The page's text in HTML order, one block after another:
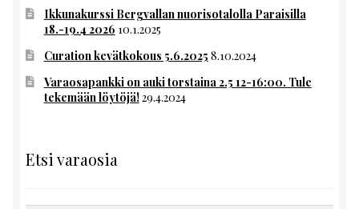
Ikkunakurssi Bergvallan nuorisotalolla Paraisilla
18.-19.4 2026 10.1.2025
Curation kevätkokous 5.6.2025 8.10.2024
Varaosapankki on auki torstaina 2.5 12-16:00. Tule
tekemään löytöjä!29.4.2024
Etsi varaosia